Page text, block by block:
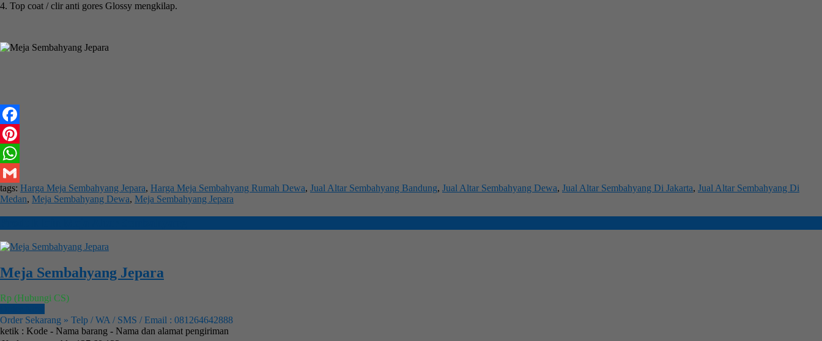
4. Top coat / clir anti gores Glossy mengkilap.
Facebook
Pinterest
WhatsApp
Gmail
tags: Harga Meja Sembahyang Jepara, Harga Meja Sembahyang Rumah Dewa, Jual Altar Sembahyang Bandung, Jual Altar Sembahyang Dewa, Jual Altar Sembahyang Di Jakarta, Jual Altar Sembahyang Di
Medan, Meja Sembahyang Dewa, Meja Sembahyang Jepara
Meja Sembahyang Jepara
Rp (Hubungi CS)
Order Sekarang » Telp / WA / SMS / Email : 081264642888
ketik : Kode - Nama barang - Nama dan alamat pengiriman